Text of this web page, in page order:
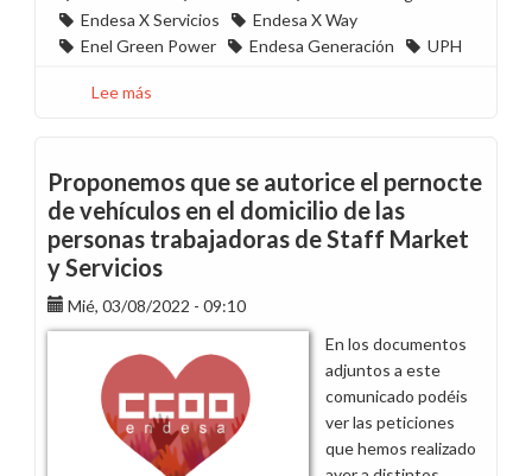
Endesa X Servicios
Endesa X Way
Enel Green Power
Endesa Generación UPH
Lee más
los
calendarios
de
2023
se
realiza
sin
ninguna
de
las
mejoras
Proponemos que se autorice el pernocte
de vehículos en el domicilio de las
personas trabajadoras de Staff Market
y Servicios
Mié, 03/08/2022 - 09:10
En los documentos
adjuntos a este
comunicado podéis
ver las peticiones
que hemos realizado